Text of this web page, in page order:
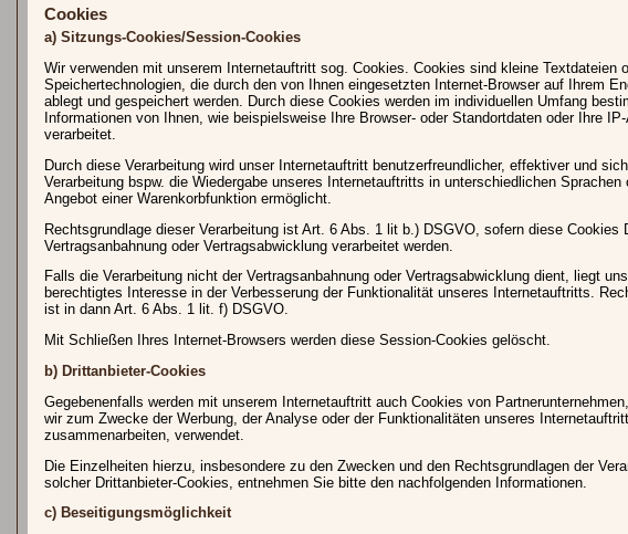
Cookies
a) Sitzungs-Cookies/Session-Cookies
Wir verwenden mit unserem Internetauftritt sog. Cookies. Cookies sind kleine Textdateien
Speichertechnologien, die durch den von Ihnen eingesetzten Internet-Browser auf Ihrem
ablegt und gespeichert werden. Durch diese Cookies werden im individuellen Umfang
Informationen von Ihnen, wie beispielsweise Ihre Browser- oder Standortdaten oder Ihre IP-
verarbeitet.
Durch diese Verarbeitung wird unser Internetauftritt benutzerfreundlicher, effektiver und
Verarbeitung bspw. die Wiedergabe unseres Internetauftritts in unterschiedlichen Sprachen
Angebot einer Warenkorbfunktion ermöglicht.
Rechtsgrundlage dieser Verarbeitung ist Art. 6 Abs. 1 lit b.) DSGVO, sofern diese Cookies
Vertragsanbahnung oder Vertragsabwicklung verarbeitet werden.
Falls die Verarbeitung nicht der Vertragsanbahnung oder Vertragsabwicklung dient, liegt
berechtigtes Interesse in der Verbesserung der Funktionalität unseres Internetauftritts.
ist in dann Art. 6 Abs. 1 lit. f) DSGVO.
Mit Schließen Ihres Internet-Browsers werden diese Session-Cookies gelöscht.
b) Drittanbieter-Cookies
Gegebenenfalls werden mit unserem Internetauftritt auch Cookies von
wir zum Zwecke der Werbung, der Analyse oder der Funktionalitäten unseres
zusammenarbeiten, verwendet.
Die Einzelheiten hierzu, insbesondere zu den Zwecken und den Rechtsgrundlagen der
solcher Drittanbieter-Cookies, entnehmen Sie bitte den nachfolgenden Informationen.
c) Beseitigungsmöglichkeit